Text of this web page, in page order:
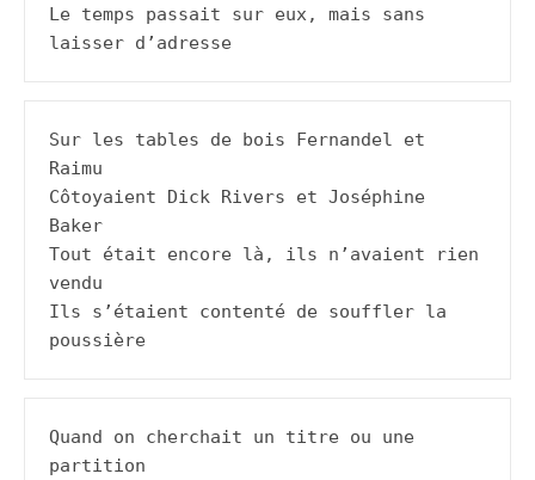
Le temps passait sur eux, mais sans
laisser d’adresse
Sur les tables de bois Fernandel et
Raimu
Côtoyaient Dick Rivers et Joséphine
Baker
Tout était encore là, ils n’avaient rien
vendu
Ils s’étaient contenté de souffler la
poussière
Quand on cherchait un titre ou une
partition